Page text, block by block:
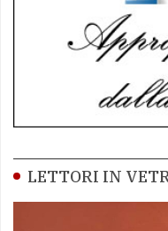
LETTORI IN